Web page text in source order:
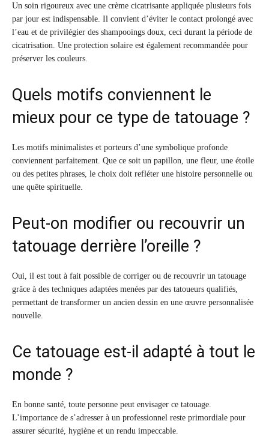
Un soin rigoureux avec une crème cicatrisante appliquée plusieurs fois
par jour est indispensable. Il convient d’éviter le contact prolongé avec
l’eau et de privilégier des shampooings doux, ceci durant la période de
cicatrisation. Une protection solaire est également recommandée pour
préserver les couleurs.
Quels motifs conviennent le
mieux pour ce type de tatouage ?
Les motifs minimalistes et porteurs d’une symbolique profonde
conviennent parfaitement. Que ce soit un papillon, une fleur, une étoile
ou des petites phrases, le choix doit refléter une histoire personnelle ou
une quête spirituelle.
Peut-on modifier ou recouvrir un
tatouage derrière l’oreille ?
Oui, il est tout à fait possible de corriger ou de recouvrir un tatouage
grâce à des techniques adaptées menées par des tatoueurs qualifiés,
permettant de transformer un ancien dessin en une œuvre personnalisée
nouvelle.
Ce tatouage est-il adapté à tout le
monde ?
En bonne santé, toute personne peut envisager ce tatouage.
L’importance de s’adresser à un professionnel reste primordiale pour
assurer sécurité, hygiène et un rendu impeccable.